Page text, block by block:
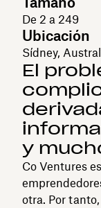
De 2 a 249
Ubicación
Sídney,
El
y
Co Ventures
otra. Por